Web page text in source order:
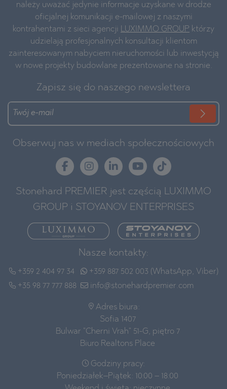
należy uważać jedynie informacje uzyskane w drodze
oficjalnej komunikacji e-mailowej z naszymi
kontrahentami z sieci agencji LUXIMMO GROUP którzy
udzielają profesjonalnych konsultacji klientom
zainteresowanym nabyciem nieruchomości lub inwestycją
w nowe projekty budowlane prezentowane na stronie.
Zapisz się do naszego newslettera
Obserwuj nas w mediach społecznościowych
Stonehard PREMIER jest częścią LUXIMMO
GROUP i STOYANOV ENTERPRISES
Nasze kontakty:
+359 2 404 97 34
+35 98 77 777 888
+359 887 502 003 (WhatsApp, Viber)
info@stonehardpremier.com
Adres biura:
Sofia 1407
Bulwar "Cherni Vrah" 51-G, piętro 7
Biuro Realtons Place
Godziny pracy:
Poniedziałek–Piątek: 10:00 – 18:00